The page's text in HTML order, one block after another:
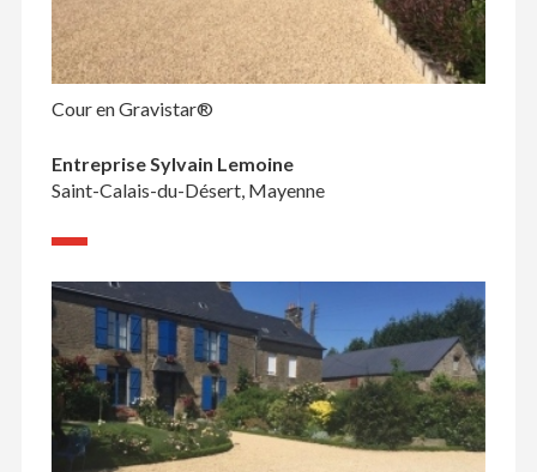
Cour en Gravistar®
Entreprise Sylvain Lemoine
Saint-Calais-du-Désert, Mayenne